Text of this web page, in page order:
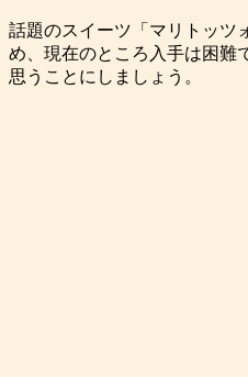
話題のスイーツ「マリトッツ
め、現在のところ入手は困難
思うことにしましょう。